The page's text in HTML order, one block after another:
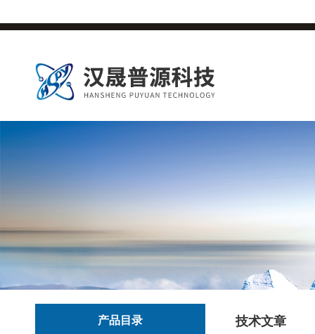
产品目录 技术文章